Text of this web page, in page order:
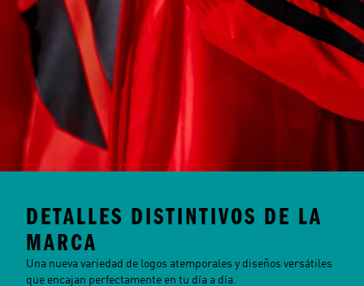
DETALLES DISTINTIVOS DE LA
MARCA
Una nueva variedad de logos atemporales y diseños versátiles
que encajan perfectamente en tu día a día.